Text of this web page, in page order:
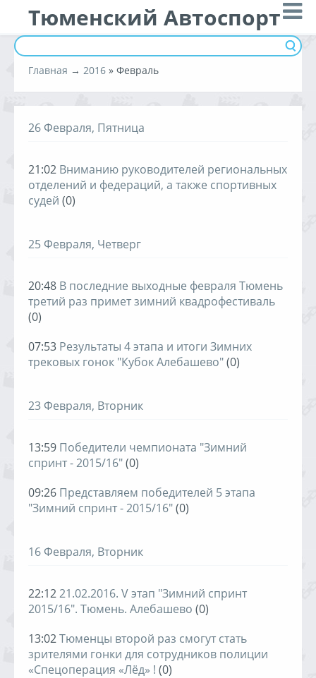
Тюменский Автоспорт
Главная → 2016 » Февраль
26 Февраля, Пятница
21:02 Вниманию руководителей региональных
отделений и федераций, а также спортивных
судей (0)
25 Февраля, Четверг
20:48 В последние выходные февраля Тюмень
третий раз примет зимний квадрофестиваль
(0)
07:53 Результаты 4 этапа и итоги Зимних
трековых гонок "Кубок Алебашево"(0)
23 Февраля, Вторник
13:59 Победители чемпионата "Зимний
спринт - 2015/16"(0)
09:26 Представляем победителей 5 этапа
"Зимний спринт - 2015/16"(0)
16 Февраля, Вторник
22:1221.02.2016. V этап "Зимний спринт
2015/16". Тюмень. Алебашево (0)
13:02Тюменцы второй раз смогут стать
зрителями гонки для сотрудников полиции
«Спецоперация «Лёд» ! (0)